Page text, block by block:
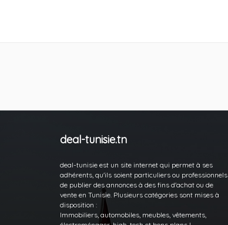
deal-tunisie.tn
deal-tunisie est un site internet qui permet à ses
adhérents, qu'ils soient particuliers ou professionnels
de publier des annonces à des fins d'achat ou de
vente en Tunisie. Plusieurs catégories sont mises à
disposition :
Immobiliers, automobiles, meubles, vêtements,